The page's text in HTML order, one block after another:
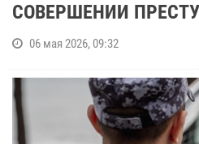
СОВЕРШЕНИИ
06 мая 2026, 09:32